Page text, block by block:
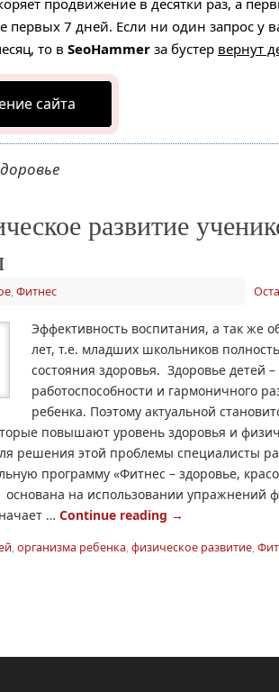
продвижение в десятки раз, а
первых 7 дней. Если ни один запрос у
то в SeoHammer за бустер вернут
сайта
развитие
, Фитнес
Эффективность воспитания, а так же
лет, т.е. младших школьников
состояния здоровья. Здоровье детей
работоспособности и гармоничного
ребенка. Поэтому актуальной
повышают уровень здоровья и
решения этой проблемы специалисты
программу «Фитнес – здоровье,
на использовании упражнений
… Continue reading →
,организма ребенка,физическое развитие,